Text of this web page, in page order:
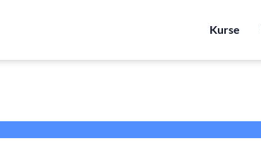
Kurse